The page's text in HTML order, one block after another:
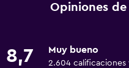
Mascotas permitidas bajo
Opiniones de
8,7 Muy bueno
2.604 calificaciones